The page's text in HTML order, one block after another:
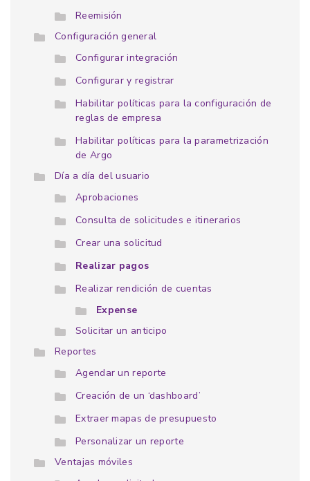
Reemisión
Configuración general
Configurar integración
Configurar y registrar
Habilitar políticas para la configuración de
reglas de empresa
Habilitar políticas para la parametrización
de Argo
Día a día del usuario
Aprobaciones
Consulta de solicitudes e itinerarios
Crear una solicitud
Realizar pagos
Realizar rendición de cuentas
Expense
Solicitar un anticipo
Reportes
Agendar un reporte
Creación de un ‘dashboard’
Extraer mapas de presupuesto
Personalizar un reporte
Ventajas móviles